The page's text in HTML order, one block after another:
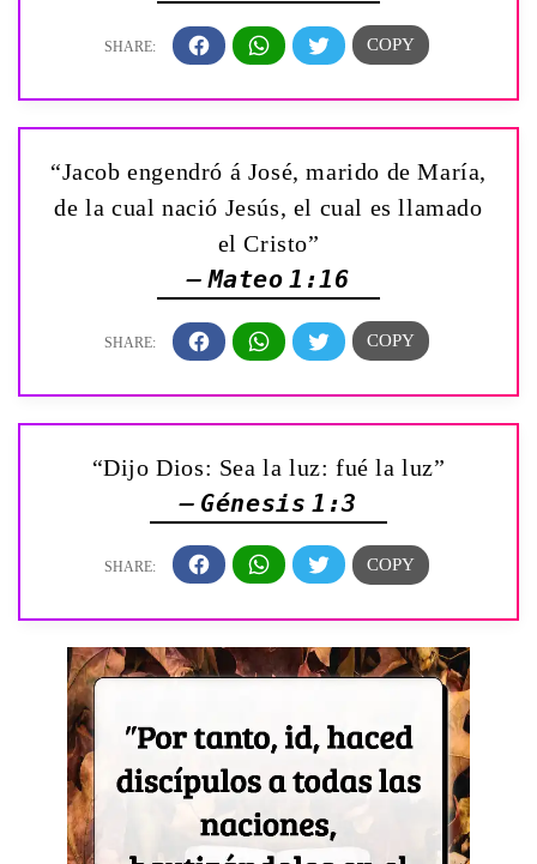
“Jacob engendró á José, marido de María,
de la cual nació Jesús, el cual es llamado
el Cristo”
— Mateo 1:16
“Dijo Dios: Sea la luz: fué la luz”
— Génesis 1:3